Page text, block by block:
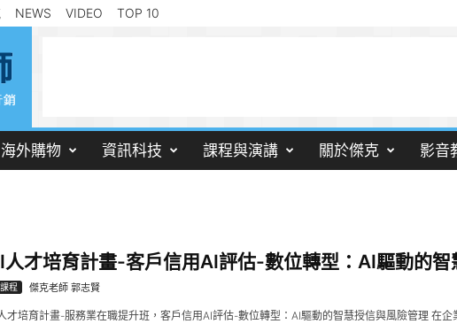
NEWS VIDEO TOP 10
海外購物 資訊科技 課程與演講 關於傑克 影音
人才培育計畫-客戶信用AI評估-數位轉型：AI驅動的智
程 傑克老師 郭志賢
才培育計畫-服務業在職提升班，客戶信用AI評估-數位轉型：AI驅動的智慧授信與風險管理 在企